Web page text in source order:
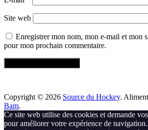
Site web
Enregistrer mon nom, mon e-mail et mon
pour mon prochain commentaire.
Copyright © 2026 Source du Hockey.
Bam.
Ce site web utilise des cookies et demande
pour améliorer votre expérience de